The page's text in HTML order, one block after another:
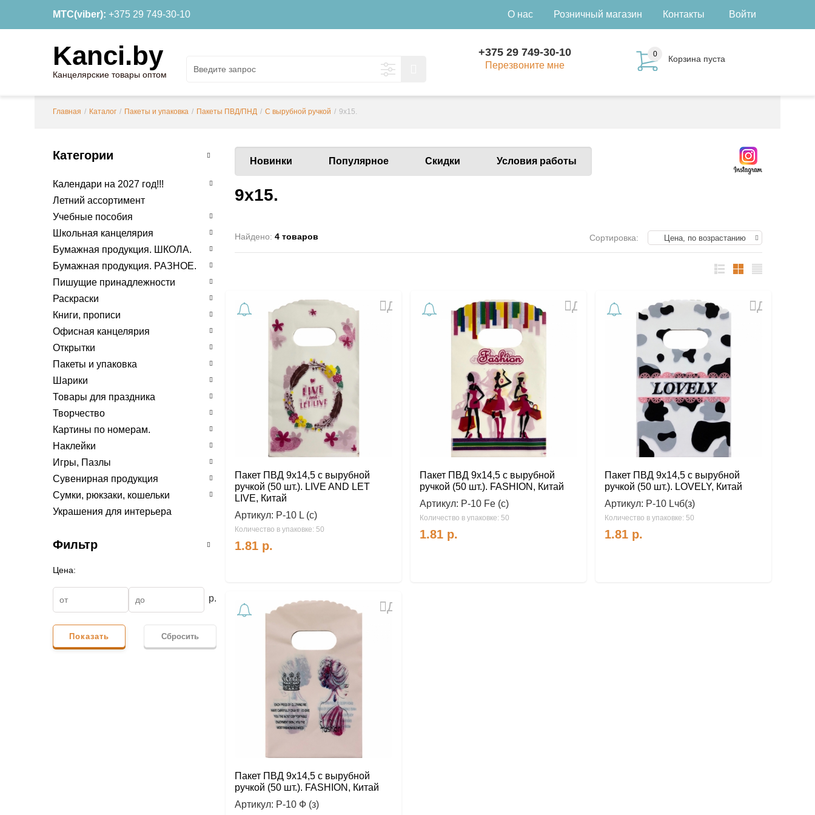
МТС(viber): +375 29 749-30-10 Войти
О нас Розничный магазин Контакты
Kanci.by
Канцелярские товары оптом
0 Корзина пуста
+375 29 749-30-10
Перезвоните мне
Главная / Каталог / Пакеты и упаковка / Пакеты ПВД/ПНД / С вырубной ручкой / 9х15.
Категории
Календари на 2027 год!!!
Летний ассортимент
Учебные пособия
Школьная канцелярия
Бумажная продукция. ШКОЛА.
Бумажная продукция. РАЗНОЕ.
Пишущие принадлежности
Раскраски
Книги, прописи
Офисная канцелярия
Открытки
Пакеты и упаковка
Шарики
Товары для праздника
Творчество
Картины по номерам.
Наклейки
Игры, Пазлы
Сувенирная продукция
Сумки, рюкзаки, кошельки
Украшения для интерьера
Фильтр
Цена:
р.
Показать Сбросить
Новинки Популярное Скидки Условия работы
9х15.
Найдено: 4 товаров Сортировка: Цена, по возрастанию
Добавить
Пакет ПВД 9х14,5 с вырубной
ручкой (50 шт.). LIVE AND LET
LIVE, Китай
Артикул: Р-10 L (с)
Количество в упаковке: 50
1.81 р.
Добавить
Пакет ПВД 9х14,5 с вырубной
ручкой (50 шт.). FASHION, Китай
Артикул: Р-10 Fe (с)
Количество в упаковке: 50
1.81 р.
Добавить
Пакет ПВД 9х14,5 с вырубной
ручкой (50 шт.). LOVELY, Китай
Артикул: Р-10 Lчб(з)
Количество в упаковке: 50
1.81 р.
Добавить
Пакет ПВД 9х14,5 с вырубной
ручкой (50 шт.). FASHION, Китай
Артикул: Р-10 Ф (з)